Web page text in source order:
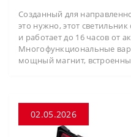
Созданный для
это нужно, этот
и работает до 16 часов от
Многофункциональные
мощный магнит,
02.05.2026